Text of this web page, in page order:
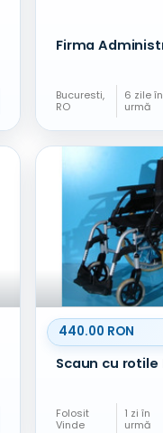
Bucuresti,
RO
servicii
6 zile în
urmă
440.00 RON
Folosit
Vinde
1 zi în
urmă